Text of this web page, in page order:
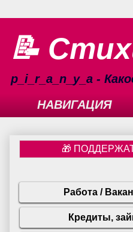
📝
p_i_r_a_n_y_a -
НАВИГАЦИЯ